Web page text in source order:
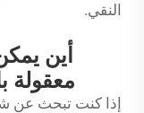
النقي.
معقولة